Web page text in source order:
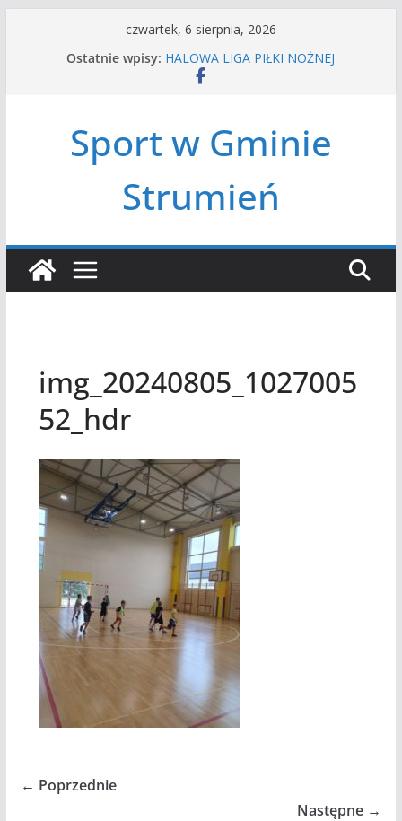
czwartek, 6 sierpnia, 2026
Ostatnie wpisy: HALOWA LIGA PIŁKI NOŻNEJ
LATO W MIEŚCIE’2026
Czwórbój lekkoatletyczny
Sport w Gminie
Strumień
img_20240805_1027005
52_hdr
← Poprzednie
Następne →